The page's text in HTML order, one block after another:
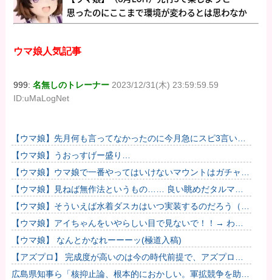
ウマ娘人気記事
999:名無しのトレーナー 2023/12/31(木) 23:59:59.59
ID:uMaLogNet
【ウマ娘】先月何も言ってなかったのに今月急にスピ3言い出
したのが怪しいよな。
【ウマ娘】うおっすげー盛り…
【ウマ娘】ウマ娘で一番やってはいけないマウントはガチャで
も育成でもグッズでもなく、これ。
【ウマ娘】見ねば無作法というもの…… 良い眺めだタルマ
エ…（殴
【ウマ娘】そういえば水着ダスカはいつ実装するのだろう（ﾃﾞ
ｯｯｯ
【ウマ娘】アイちゃんをいやらしい目で見ないで！！→ わか
りました…
【ウマ娘】 なんとかなれーーーッ(極道入稿)
【アズプロ】 完成度が高いのは今の時代前提で、アズプロで
しか出来ないことをどれだけ詰められるかかな
広島県知事ら「核抑止論、根本的におかしい。軍拡競争を助長